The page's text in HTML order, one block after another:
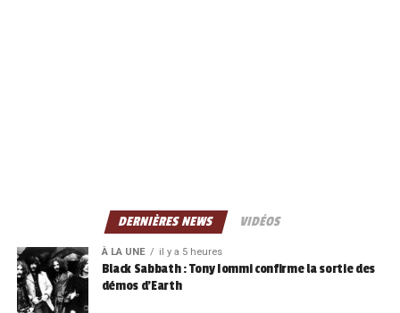
DERNIÈRES NEWS VIDÉOS
À LA UNE il y a 5 heures
Black Sabbath : Tony Iommi confirme la sortie des
démos d’Earth